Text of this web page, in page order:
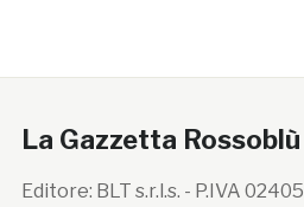
La Gazzetta Rossoblù
Editore: BLT s.r.l.s. - P.IVA